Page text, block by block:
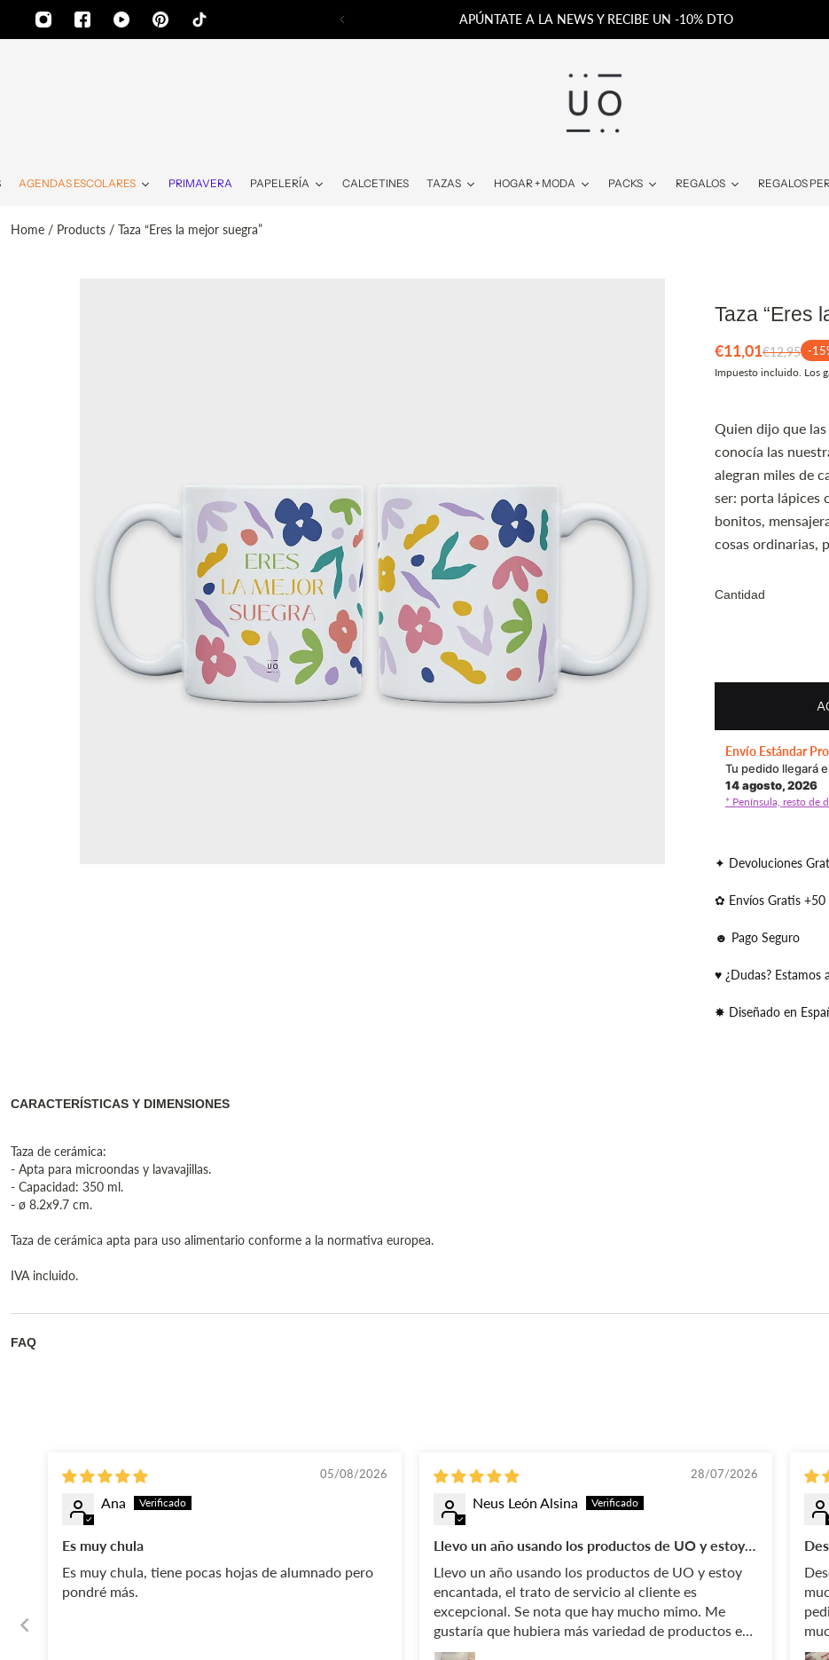
CONTENIDO APÚNTATE A LA NEWS Y RECIBE UN -10% DTO
AGENDAS ESCOLARES PRIMAVERA PAPELERÍA CALCETINES TAZAS HOGAR + MODA PACKS REGALOS REGALOS
Home / Products / Taza “Eres la mejor suegra”
Taza “Eres
€11,01€12,95 -
Impuesto incluido. Los
Quien dijo que
conocía las
alegran miles de
ser: porta lápices
bonitos,
cosas ordinarias,
Cantidad
Envío Estándar
Tu pedido llegará
14 agosto, 2026
* Península, resto de
✦ Devoluciones
✿ Envíos Gratis +50
☻ Pago Seguro
♥ ¿Dudas? Estamos
✸ Diseñado en
CARACTERÍSTICAS Y DIMENSIONES
Taza de cerámica:
- Apta para microondas y lavavajillas.
- Capacidad: 350 ml.
- ø 8.2x9.7 cm.
Taza de cerámica apta para uso alimentario conforme a la normativa europea.
IVA incluido.
FAQ
05/08/2026
Ana
Es muy chula
Es muy chula, tiene pocas hojas de alumnado pero
pondré más.
28/07/2026
Neus León Alsina
Llevo un año usando los productos de UO y estoy
encantada
Llevo un año usando los productos de UO y estoy
encantada, el trato de servicio al cliente es
excepcional. Se nota que hay mucho mimo. Me
gustaría que hubiera más variedad de productos en
la página web, pero entiendo que es difícil.